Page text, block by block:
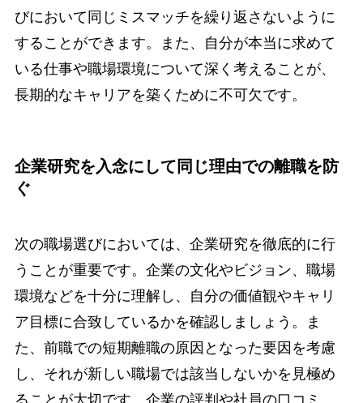
びにおいて同じミスマッチを繰り返さないように
することができます。また、自分が本当に求めて
いる仕事や職場環境について深く考えることが、
長期的なキャリアを築くために不可欠です。
企業研究を入念にして同じ理由での離職を防
ぐ
次の職場選びにおいては、企業研究を徹底的に行
うことが重要です。企業の文化やビジョン、職場
環境などを十分に理解し、自分の価値観やキャリ
ア目標に合致しているかを確認しましょう。ま
た、前職での短期離職の原因となった要因を考慮
し、それが新しい職場では該当しないかを見極め